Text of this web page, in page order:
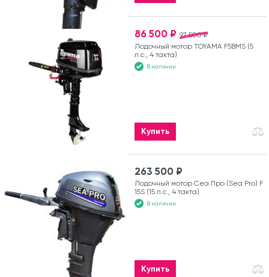
97 500 ₽
86 500 ₽
Лодочный мотор TOYAMA F5BMS (5
л.с., 4 такта)
В наличии
Купить
263 500 ₽
Лодочный мотор Сеа Про (Sea Pro) F
15S (15 л.с., 4 такта)
В наличии
Купить